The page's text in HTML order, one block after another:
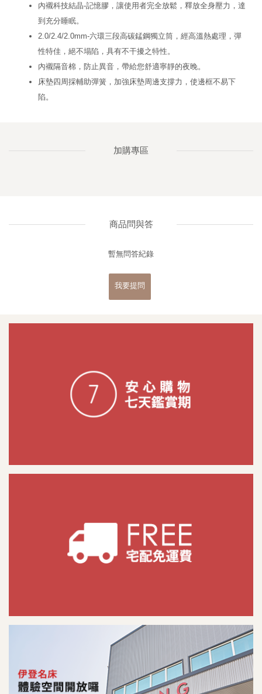
內襯科技結晶-記憶膠，讓使用者完全放鬆，釋放全身壓力，達
到充分睡眠。
2.0/2.4/2.0mm-六環三段高碳錳鋼獨立筒，經高溫熱處理，彈
性特佳，絕不塌陷，具有不干擾之特性。
內襯隔音棉，防止異音，帶給您舒適寧靜的夜晚。
床墊四周採輔助彈簧，加強床墊周邊支撐力，使邊框不易下
陷。
加購專區
商品問與答
暫無問答紀錄
我要提問